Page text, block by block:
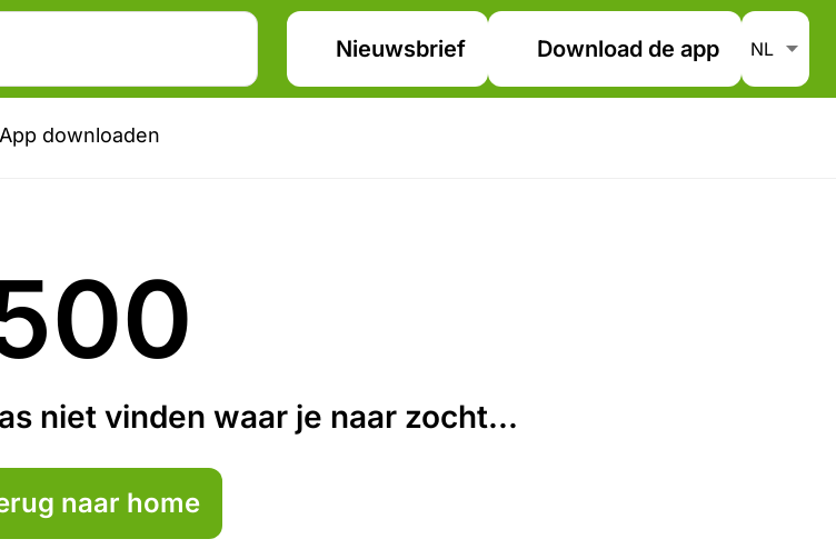
Nieuwsbrief Download de app
App downloaden
500
niet vinden waar je naar zocht...
naar home